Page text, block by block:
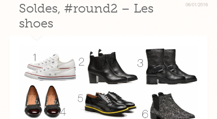
06/01/2016
Soldes, #round2 – Les
shoes